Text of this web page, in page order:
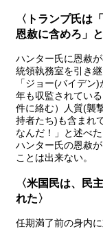
〈トランプ氏は
恩赦に含めろ」と
ハンター氏に恩赦
統領執務室を引き
「ジョー(バイデ
年も収監されてい
件に絡む）人質(襲
持者たち)も含まれ
なんだ！」と述べた
ハンター氏の恩赦
ことは出来ない。
〈米国民は、民
れた〉
任期満了前の身内